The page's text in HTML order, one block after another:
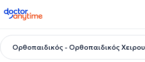
doctoranytime